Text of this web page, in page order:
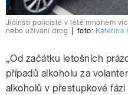
Jičínští policisté v létě mnohem
nebo užívání drog
foto: Kateřina
„Od začátku letošních
případů alkoholu za
alkoholů v přestupkové